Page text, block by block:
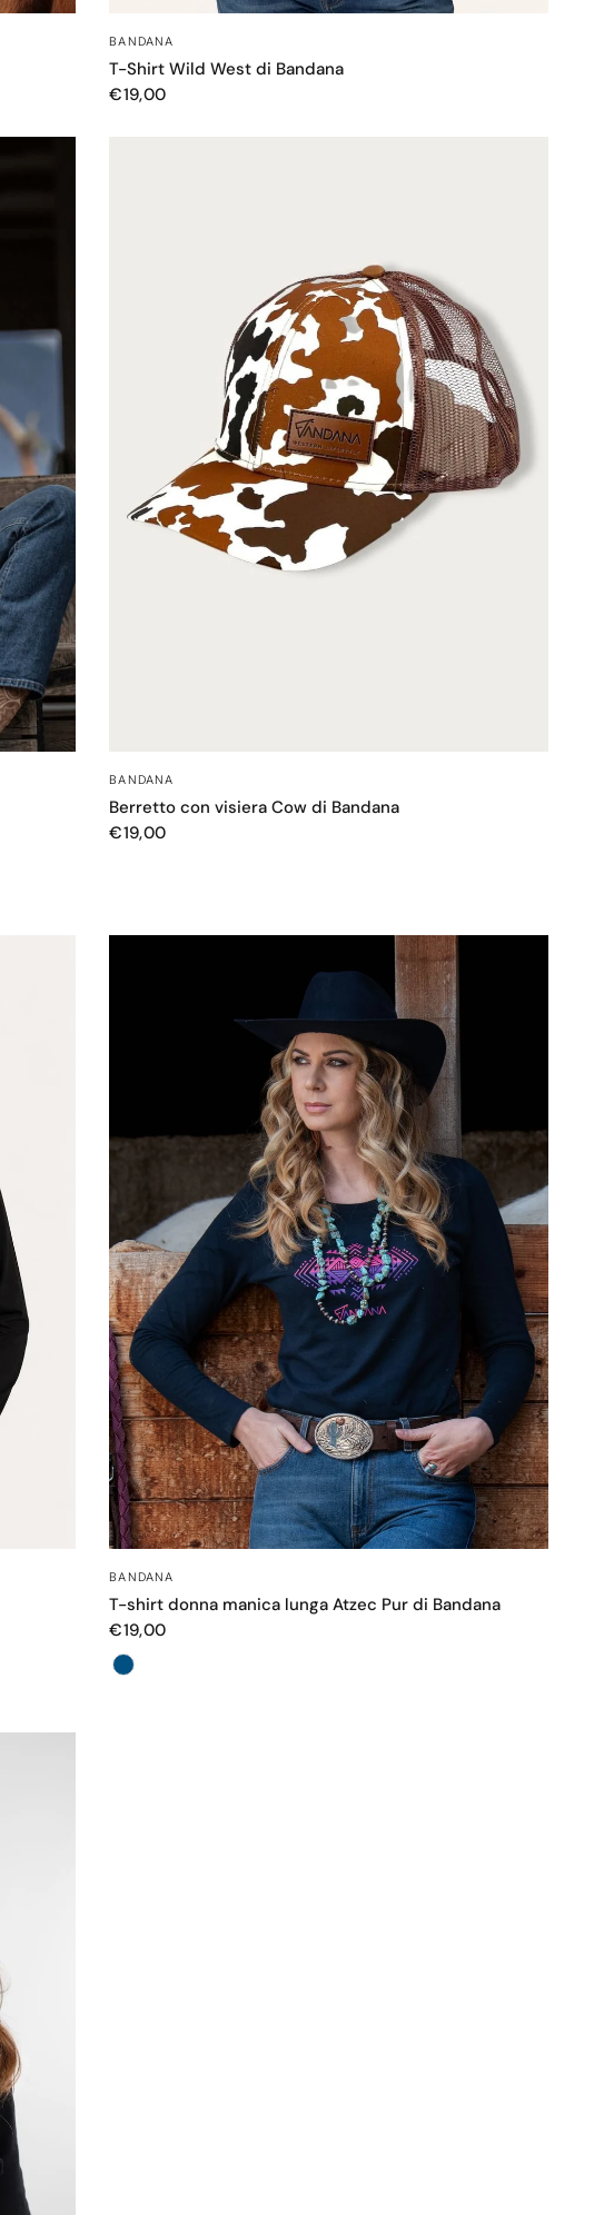
BANDANA
T-Shirt Wild West di Bandana
€19,00
BANDANA
Berretto con visiera Cow di Bandana
€19,00
BANDANA
T-shirt donna manica lunga Atzec Pur di Bandana
€19,00
Colore